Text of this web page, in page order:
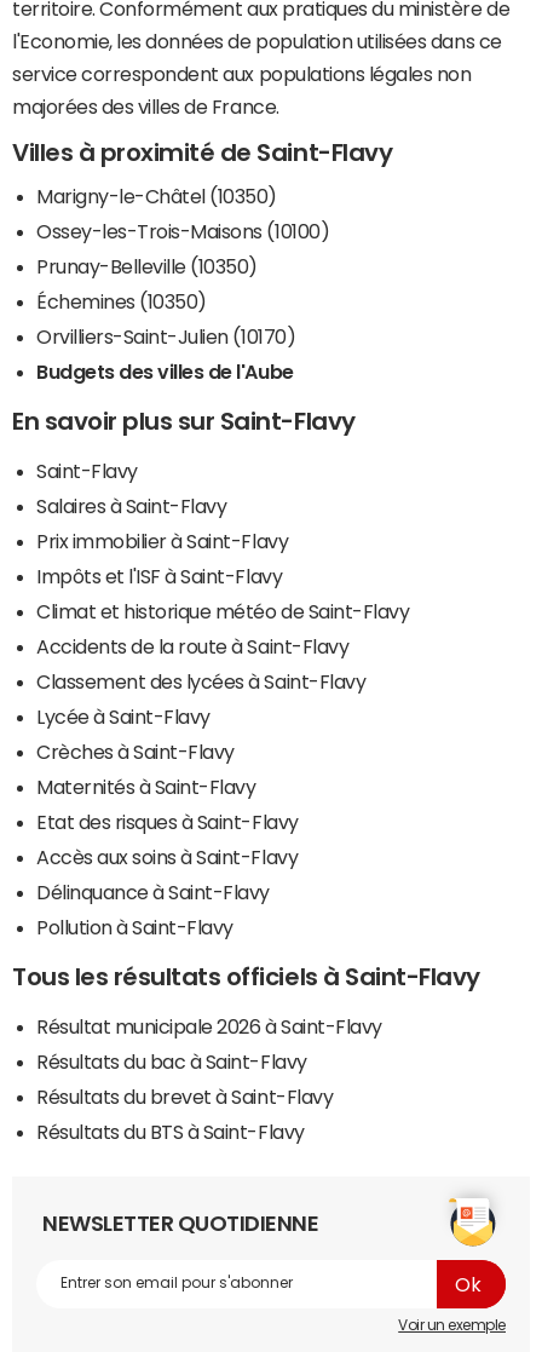
territoire. Conformément aux pratiques du ministère de
l'Economie, les données de population utilisées dans ce
service correspondent aux populations légales non
majorées des villes de France.
Villes à proximité de Saint-Flavy
Marigny-le-Châtel (10350)
Ossey-les-Trois-Maisons (10100)
Prunay-Belleville (10350)
Échemines (10350)
Orvilliers-Saint-Julien (10170)
Budgets des villes de l'Aube
En savoir plus sur Saint-Flavy
Saint-Flavy
Salaires à Saint-Flavy
Prix immobilier à Saint-Flavy
Impôts et l'ISF à Saint-Flavy
Climat et historique météo de Saint-Flavy
Accidents de la route à Saint-Flavy
Classement des lycées à Saint-Flavy
Lycée à Saint-Flavy
Crèches à Saint-Flavy
Maternités à Saint-Flavy
Etat des risques à Saint-Flavy
Accès aux soins à Saint-Flavy
Délinquance à Saint-Flavy
Pollution à Saint-Flavy
Tous les résultats officiels à Saint-Flavy
Résultat municipale 2026 à Saint-Flavy
Résultats du bac à Saint-Flavy
Résultats du brevet à Saint-Flavy
Résultats du BTS à Saint-Flavy
NEWSLETTER QUOTIDIENNE
Voir un exemple